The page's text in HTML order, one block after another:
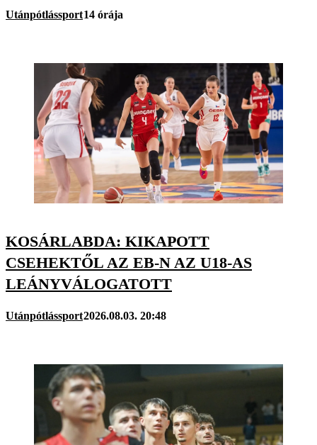
Utánpótlássport14 órája
KOSÁRLABDA: KIKAPOTT
CSEHEKTŐL AZ EB-N AZ U18-AS
LEÁNYVÁLOGATOTT
Utánpótlássport2026.08.03. 20:48